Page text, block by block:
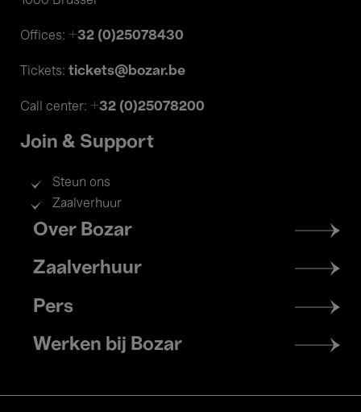
Offices: +32 (0)25078430
Tickets: tickets@bozar.be
Call center: +32 (0)25078200
Join & Support
Steun ons
Zaalverhuur
Footer
menu
Over Bozar
Zaalverhuur
Pers
Werken bij Bozar